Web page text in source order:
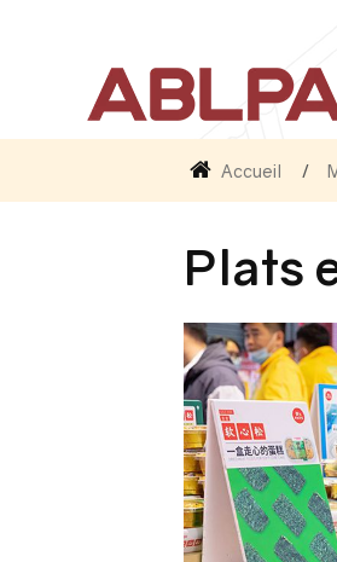
Accueil
Plats